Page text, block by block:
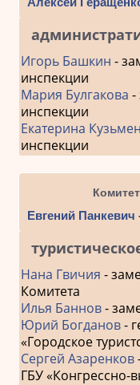
Игорь Башкин -
инспекции
Мария Булгакова -
инспекции
Екатерина
инспекции
Евгений Панкевич
Нана Гвичия -
Комитета
Илья Баннов-
Юрий Богданов-
«Городское
Сергей Азаренков
ГБУ «Конгрессно-